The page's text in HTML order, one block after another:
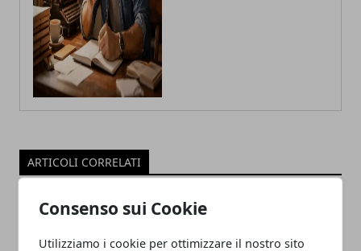
Consenso sui Cookie
Utilizziamo i cookie per ottimizzare il nostro sito
ARTICOLI CORRELATI